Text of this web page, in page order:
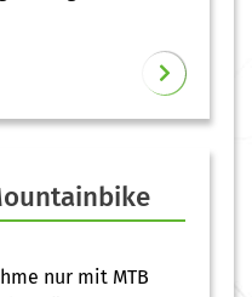
nur mit MTB